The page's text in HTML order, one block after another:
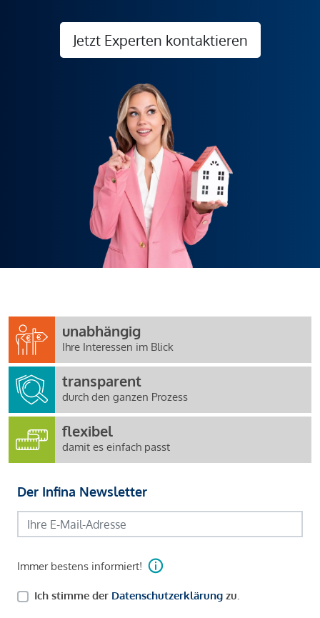
Jetzt Experten kontaktieren
unabhängig
Ihre Interessen im Blick
transparent
durch den ganzen Prozess
flexibel
damit es einfach passt
Der Infina Newsletter
Immer bestens informiert!
Ich stimme der Datenschutzerklärung zu.